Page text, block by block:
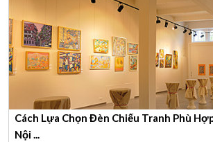
Cách Lựa Chọn Đèn Chiếu Tranh Phù
Nội ...